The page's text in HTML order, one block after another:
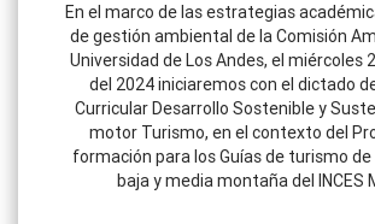
En el marco de las estrategias
de gestión ambiental de la Comisión
Universidad de Los Andes, el miércoles
del 2024 iniciaremos con el dictado
Curricular Desarrollo Sostenible y
motor Turismo, en el contexto del
formación para los Guías de turismo
baja y media montaña del INCES